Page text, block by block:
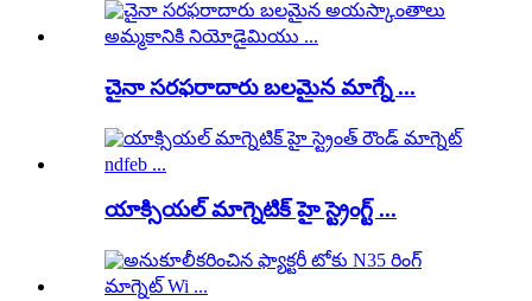
చైనా సరఫరాదారు బలమైన మాగ్నే ...
యాక్సియల్ మాగ్నెటిక్ హై స్ట్రెంగ్ట్ ...